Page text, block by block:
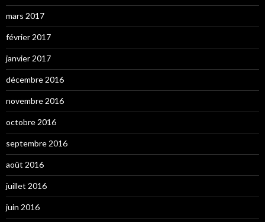
mars 2017
février 2017
janvier 2017
décembre 2016
novembre 2016
octobre 2016
septembre 2016
août 2016
juillet 2016
juin 2016